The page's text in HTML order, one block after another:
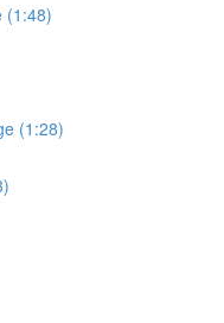
(1:48)
(1:28)